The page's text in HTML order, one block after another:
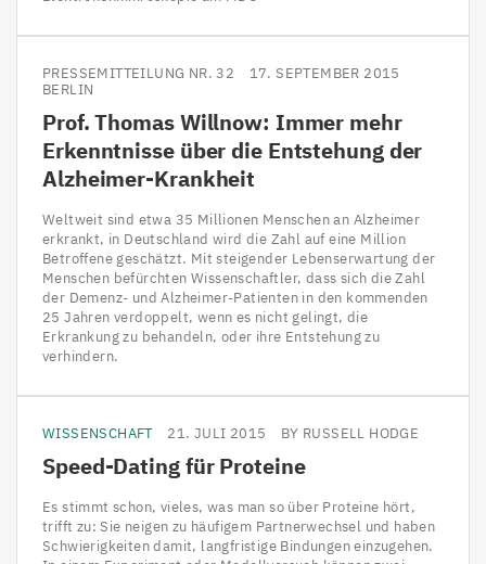
PRESSEMITTEILUNG NR. 32
17. SEPTEMBER 2015
BERLIN
Prof. Thomas Willnow: Immer mehr
Erkenntnisse über die Entstehung der
Alzheimer-Krankheit
Weltweit sind etwa 35 Millionen Menschen an Alzheimer
erkrankt, in Deutschland wird die Zahl auf eine Million
Betroffene geschätzt. Mit steigender Lebenserwartung der
Menschen befürchten Wissenschaftler, dass sich die Zahl
der Demenz- und Alzheimer-Patienten in den kommenden
25 Jahren verdoppelt, wenn es nicht gelingt, die
Erkrankung zu behandeln, oder ihre Entstehung zu
verhindern.
WISSENSCHAFT 21. JULI 2015 BY RUSSELL HODGE
Speed-Dating für Proteine
Es stimmt schon, vieles, was man so über Proteine hört,
trifft zu: Sie neigen zu häufigem Partnerwechsel und haben
Schwierigkeiten damit, langfristige Bindungen einzugehen.